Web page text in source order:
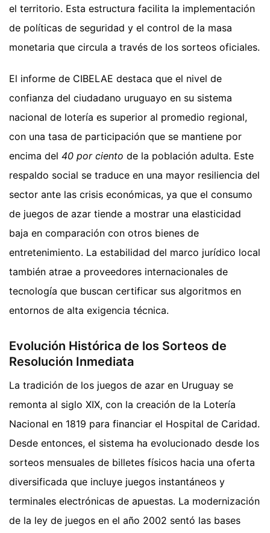
el territorio. Esta estructura facilita la implementación
de políticas de seguridad y el control de la masa
monetaria que circula a través de los sorteos oficiales.
El informe de CIBELAE destaca que el nivel de
confianza del ciudadano uruguayo en su sistema
nacional de lotería es superior al promedio regional,
con una tasa de participación que se mantiene por
encima del 40 por ciento de la población adulta. Este
respaldo social se traduce en una mayor resiliencia del
sector ante las crisis económicas, ya que el consumo
de juegos de azar tiende a mostrar una elasticidad
baja en comparación con otros bienes de
entretenimiento. La estabilidad del marco jurídico local
también atrae a proveedores internacionales de
tecnología que buscan certificar sus algoritmos en
entornos de alta exigencia técnica.
Evolución Histórica de los Sorteos de
Resolución Inmediata
La tradición de los juegos de azar en Uruguay se
remonta al siglo XIX, con la creación de la Lotería
Nacional en 1819 para financiar el Hospital de Caridad.
Desde entonces, el sistema ha evolucionado desde los
sorteos mensuales de billetes físicos hacia una oferta
diversificada que incluye juegos instantáneos y
terminales electrónicas de apuestas. La modernización
de la ley de juegos en el año 2002 sentó las bases